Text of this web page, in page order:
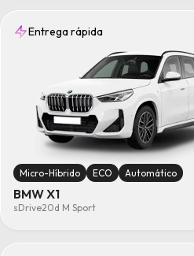
Entrega rápida
Micro-Híbrido ECO Automático
BMW X1
sDrive20d M Sport